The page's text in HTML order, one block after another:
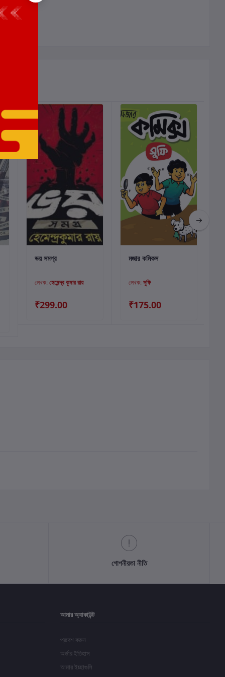
নেই
কার্টে যোগ করুন
ভয় সমগ্র
লেখক: হেমেন্দ্র কুমার রায়
₹299.00
কার্টে যোগ করুন
মজার কমিকস
লেখক: সুফি
₹175.00
গোপনীয়তা নীতি
আমার অ্যাকাউন্ট
প্রবেশ করুন
অর্ডার ইতিহাস
আমার ইচ্ছাগুলি